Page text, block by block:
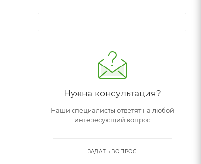
Нужна консультация?
Наши специалисты ответят на любой
интересующий вопрос
ЗАДАТЬ ВОПРОС